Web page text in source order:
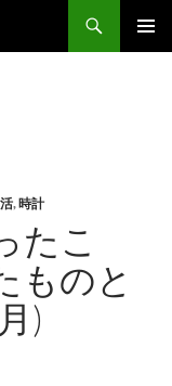
,時計
たこ
ものと
)